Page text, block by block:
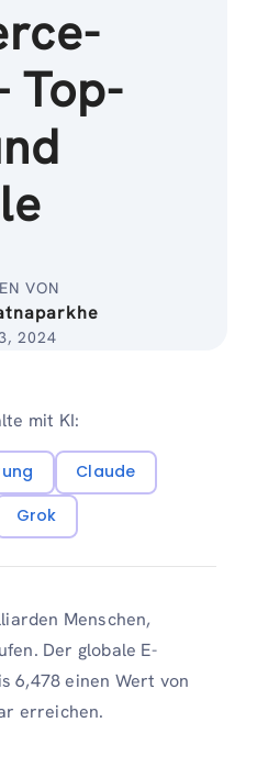
Top-
VON
2024
mit KI:
Claude
Grok
Menschen,
Der globale E-
6,478 einen Wert von
erreichen.